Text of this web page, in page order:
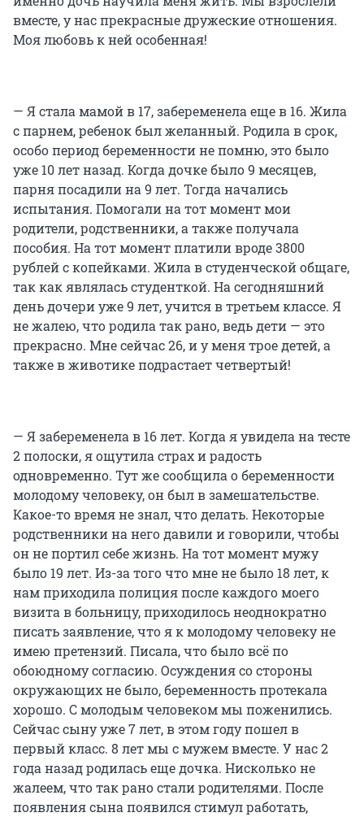
вместе, у нас прекрасные дружеские отношения.
Моя любовь к ней особенная!
— Я стала мамой в 17, забеременела еще в 16. Жила
с парнем, ребенок был желанный. Родила в срок,
особо период беременности не помню, это было
уже 10 лет назад. Когда дочке было 9 месяцев,
парня посадили на 9 лет. Тогда начались
испытания. Помогали на тот момент мои
родители, родственники, а также получала
пособия. На тот момент платили вроде 3800
рублей с копейками. Жила в студенческой общаге,
так как являлась студенткой. На сегодняшний
день дочери уже 9 лет, учится в третьем классе. Я
не жалею, что родила так рано, ведь дети — это
прекрасно. Мне сейчас 26, и у меня трое детей, а
также в животике подрастает четвертый!
— Я забеременела в 16 лет. Когда я увидела на тесте
2 полоски, я ощутила страх и радость
одновременно. Тут же сообщила о беременности
молодому человеку, он был в замешательстве.
Какое-то время не знал, что делать. Некоторые
родственники на него давили и говорили, чтобы
он не портил себе жизнь. На тот момент мужу
было 19 лет. Из-за того что мне не было 18 лет, к
нам приходила полиция после каждого моего
визита в больницу, приходилось неоднократно
писать заявление, что я к молодому человеку не
имею претензий. Писала, что было всё по
обоюдному согласию. Осуждения со стороны
окружающих не было, беременность протекала
хорошо. С молодым человеком мы поженились.
Сейчас сыну уже 7 лет, в этом году пошел в
первый класс. 8 лет мы с мужем вместе. У нас 2
года назад родилась еще дочка. Нисколько не
жалеем, что так рано стали родителями. После
появления сына появился стимул работать,